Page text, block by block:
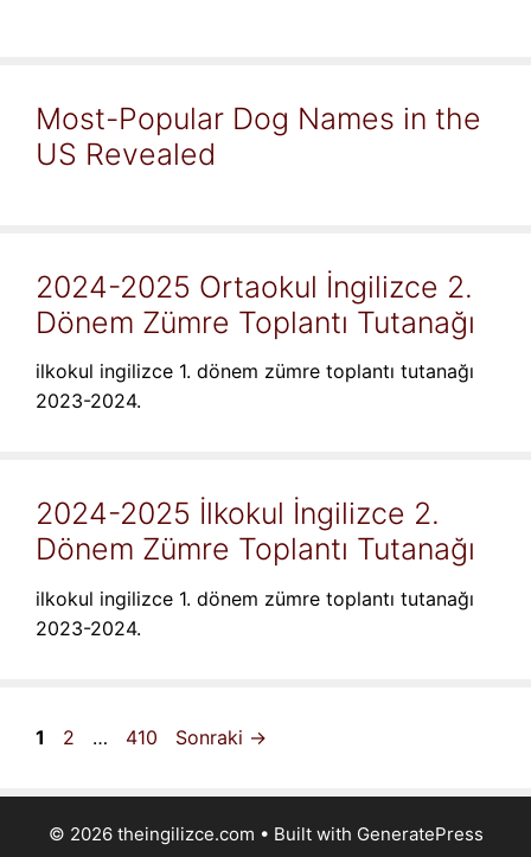
Most-Popular Dog Names in the
US Revealed
2024-2025 Ortaokul İngilizce 2.
Dönem Zümre Toplantı Tutanağı
ilkokul ingilizce 1. dönem zümre toplantı tutanağı
2023-2024.
2024-2025 İlkokul İngilizce 2.
Dönem Zümre Toplantı Tutanağı
ilkokul ingilizce 1. dönem zümre toplantı tutanağı
2023-2024.
Sayfa
1 Sayfa
2 … Sayfa
410 Sonraki →
© 2026 theingilizce.com • Built with GeneratePress